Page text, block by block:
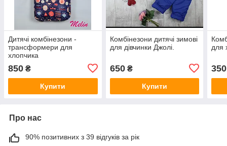
Дитячі комбінезони -
трансформери для
хлопчика
850 ₴
Купити
Комбінезони дитячі зимові
для дівчинки Джолі.
650₴
Купити
для
350
Про нас
90% позитивних з 39 відгуків за рік